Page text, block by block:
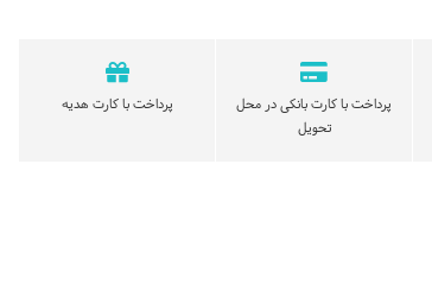
پرداخت با کارت بانکی در محل
تحویل
پرداخت با کارت هدیه